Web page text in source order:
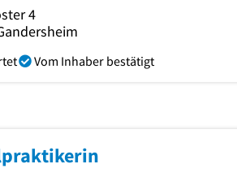
4
Vom Inhaber bestätigt